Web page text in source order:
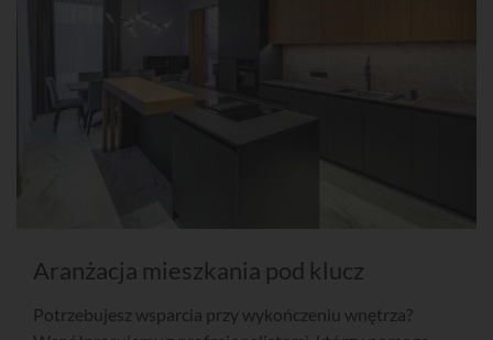
Aranżacja mieszkania pod klucz
Potrzebujesz wsparcia przy wykończeniu wnętrza?